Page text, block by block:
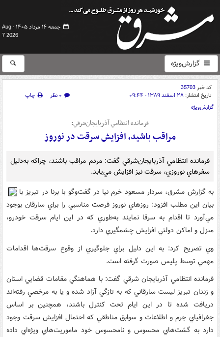
جمعه ۱۶ مرداد ۱۴۰۵ -
Aug
7 2026
گزارش‌ویژه
کد خبر35703
تاریخ انتشار: ۲۸ اسفند ۱۳۸۹ - ۰۹:۴۴ ۰ نظر
چاپ
گزارش‌ویژه
فرمانده انتظامي آذربايجان‌شرقي:
مراقب باشيد، افزايش سرقت در نوروز
فرمانده انتظامي آذربايجان‌شرقي گفت: مردم مراقب باشند، چراکه به‌دليل
سفرهاي نوروزي، سرقت نيز افزايش مي‌يابد.
به گزارش مشرق، سردار مسعود خرم نيا در گفت‌وگو با برنا در تبريز با
بيان اين مطلب افزود: روزهاي نوروز فرصت مناسبي را براي سارقان بوجود
مي‌آورد تا اقدام به سرقا نمايند به‌طوري که در اين ايام سرقت خودرو،
منزل و اماکن دولتي افزايش چشمگيري دارد.
وي تصريح کرد: به اين دليل براي جلوگيري از وقوع سرقت‌ها اقدامات
مهمي توسط پليس صورت گرفته است.
فرمانده انتظامي آذربايجان شرقي گفت: با هماهنگي مقامات قضايي استان
و زندان تبريز ليست سارقاني که به تازگي آزاد شده و يا به مرخصي رفته‌اند
دريافت شده تا در اين ايام تحت کنترل باشند، همچنين بر اساس
جغرافياي جرم و اطلاعات و سوابق مناطقي که احتمال افزايش سرقت وجود
دارد به گشت‌هاي محسوس و نامحسوس خود ماموريت‌هاي ويژه‌اي داده